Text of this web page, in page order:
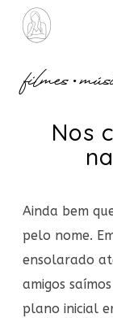
filmes•
Nos
Ainda bem
pelo nome.
ensolarado
amigos
plano inicial